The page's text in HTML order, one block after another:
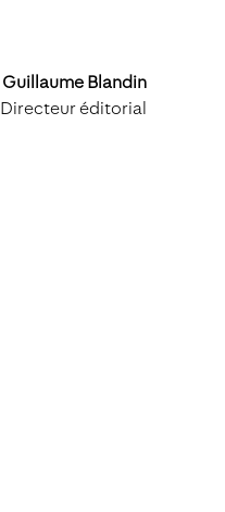
Guillaume Blandin
Directeur éditorial